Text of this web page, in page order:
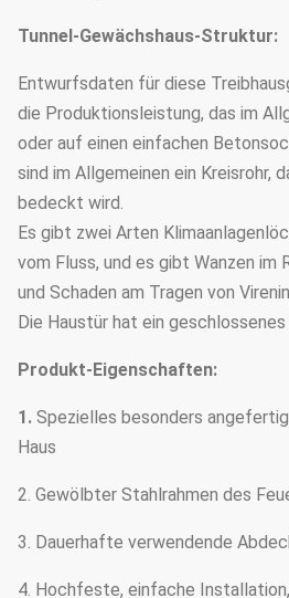
Tunnel-Gewächshaus-Struktur:
Entwurfsdaten für diese
die Produktionsleistung, das im
oder auf einen einfachen
sind im Allgemeinen ein Kreisrohr,
bedeckt wird.
Es gibt zwei Arten
vom Fluss, und es gibt Wanzen im
und Schaden am Tragen von
Die Haustür hat ein geschlossenes
Produkt-Eigenschaften:
1. Spezielles besonders
Haus
2. Gewölbter Stahlrahmen des
3. Dauerhafte verwendende
4. Hochfeste, einfache